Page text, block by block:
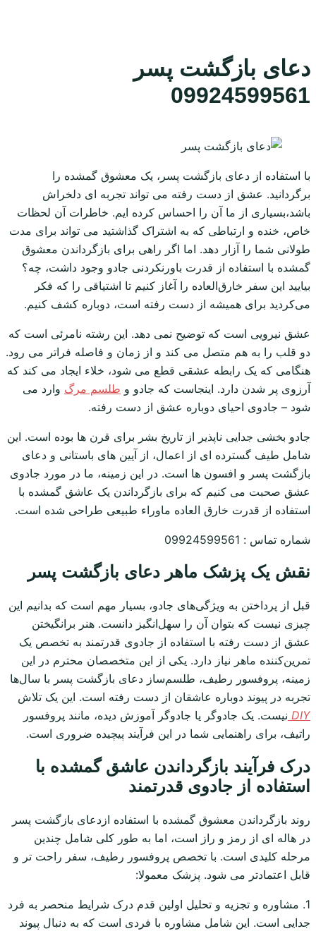
دعای بازگشت پسر
09924599561
با استفاده از دعای بازگشت پسر، یک معشوق گمشده را
برگردانید. عشق از دست رفته می تواند تجربه ای دلخراش
باشد،بسیاری از ما آن را احساس کرده ایم. خاطرات آن لحظات
خاص، خنده و ارتباطی که به اشتراک گذاشتید می تواند برای مدت
طولانی شما را آزار دهد. اما اگر راهی برای بازگرداندن معشوق
گمشده با استفاده از قدرت باورنکردنی جادو وجود داشت، چه؟
بیایید این سفر خارق‌العاده را آغاز کنیم تا اشتیاقی را که فکر
می‌کردید برای همیشه از دست رفته است، دوباره کشف کنیم.
عشق نیرویی است که توضیح نمی دهد. این رشته نامرئی است که
دو قلب را به هم متصل می کند و از زمان و فاصله فراتر می رود.
هنگامی که یک رابطه عشقی قطع می شود، خلاء ایجاد می کند که
آرزوی پر شدن دارد. اینجاست که جادو و طلسم مرگ وارد می
شود – جادوی احیای دوباره عشق از دست رفته.
جادو بخشی جدایی ناپذیر از تاریخ بشر برای قرن ها بوده است. این
شامل طیف گسترده ای از اعمال، از آیین های باستانی و دعای
بازگشت پسر و افسون ها است. در این زمینه، ما در مورد جادوی
عشق صحبت می کنیم که برای بازگرداندن یک عاشق گمشده با
استفاده از قدرت خارق العاده ماوراء طبیعی طراحی شده است.
شماره تماس : 09924599561
نقش یک پزشک ماهر دعای بازگشت پسر
قبل از پرداختن به ویژگی‌های جادو، بسیار مهم است که بدانیم این
چیزی نیست که بتوان آن را سهل‌انگیز دانست. هنر برانگیختن
عشق از دست رفته با استفاده از جادوی قدرتمند به تخصص یک
تمرین‌کننده ماهر نیاز دارد. یکی از این متخصصان محترم در این
زمینه، پروفسور رطیف، طلسم‌ساز دعای بازگشت پسر با سال‌ها
تجربه در پیوند دوباره عاشقان از دست رفته است. این یک تلاش
DIY نیست. یک جادوگر یا جادوگر آموزش دیده، مانند پروفسور
راتیف، برای راهنمایی شما در این فرآیند پیچیده ضروری است.
درک فرآیند بازگرداندن عاشق گمشده با
استفاده از جادوی قدرتمند
روند بازگرداندن معشوق گمشده با استفاده ازدعای بازگشت پسر
در هاله ای از رمز و راز است، اما به طور کلی شامل چندین
مرحله کلیدی است. با تخصص پروفسور رطیف، سفر راحت تر و
قابل اعتمادتر می شود. پزشک معمولا:
1. مشاوره و تجزیه و تحلیل اولین قدم درک شرایط منحصر به فرد
جدایی است. این شامل مشاوره با فردی است که به دنبال پیوند